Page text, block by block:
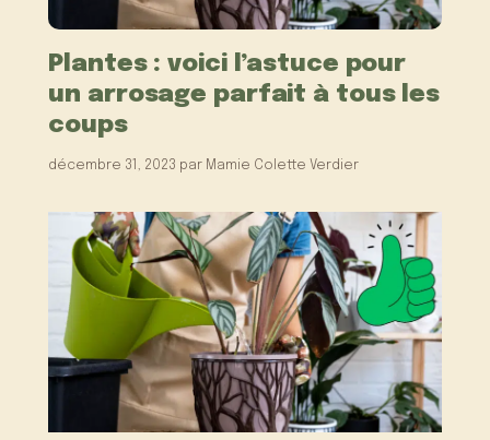
Plantes : voici l’astuce pour
un arrosage parfait à tous les
coups
décembre 31, 2023 par Mamie Colette Verdier